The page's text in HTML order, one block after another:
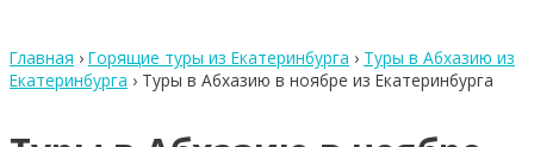
Главная › Горящие туры из Екатеринбурга › Туры в Абхазию из
Екатеринбурга › Туры в Абхазию в ноябре из Екатеринбурга